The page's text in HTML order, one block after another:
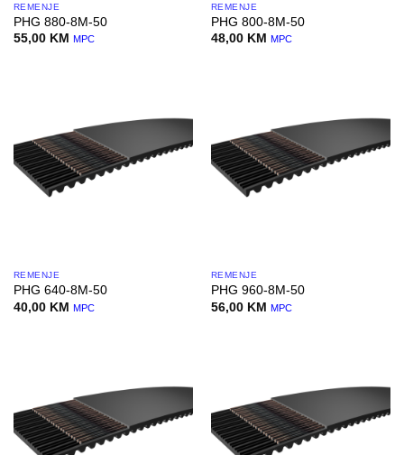
REMENJE
PHG 880-8M-50
55,00 KM MPC
REMENJE
PHG 800-8M-50
48,00 KM MPC
REMENJE
PHG 640-8M-50
40,00 KM MPC
REMENJE
PHG 960-8M-50
56,00 KM MPC